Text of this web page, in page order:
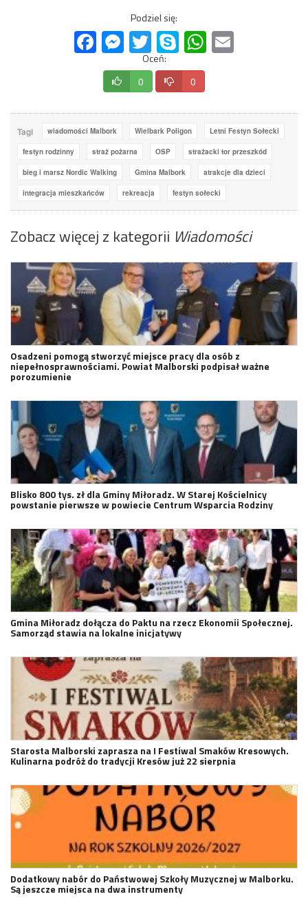
Podziel się:
FacebookMessenger
Twitter Skype WhatsApp
Oceń:
0 0
Tagi wiadomości Malbork Wielbark Poligon Letni Festyn Sołecki
festyn rodzinny straż pożarna OSP strażacki tor przeszkód
bieg i marsz Nordic Walking Gmina Malbork atrakcje dla dzieci
integracja mieszkańców rekreacja festyn sołecki
Zobacz więcej z kategorii Wiadomości
Osadzeni pomogą stworzyć miejsce pracy dla osób z
niepełnosprawnościami. Powiat Malborski podpisał ważne
porozumienie
Blisko 800 tys. zł dla Gminy Miłoradz. W Starej Kościelnicy
powstanie pierwsze w powiecie Centrum Wsparcia Rodziny
Gmina Miłoradz dołącza do Paktu na rzecz Ekonomii Społecznej.
Samorząd stawia na lokalne inicjatywy
Starosta Malborski zaprasza na I Festiwal Smaków Kresowych.
Kulinarna podróż do tradycji Kresów już 22 sierpnia
Dodatkowy nabór do Państwowej Szkoły Muzycznej w Malborku.
Są jeszcze miejsca na dwa instrumenty